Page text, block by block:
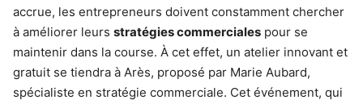
accrue, les entrepreneurs doivent constamment chercher
à améliorer leurs stratégies commerciales pour se
maintenir dans la course. À cet effet, un atelier innovant et
gratuit se tiendra à Arès, proposé par Marie Aubard,
spécialiste en stratégie commerciale. Cet événement, qui